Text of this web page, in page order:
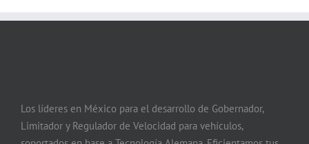
Los líderes en México para el desarrollo de Gobernador,
Limitador y Regulador de Velocidad para vehículos,